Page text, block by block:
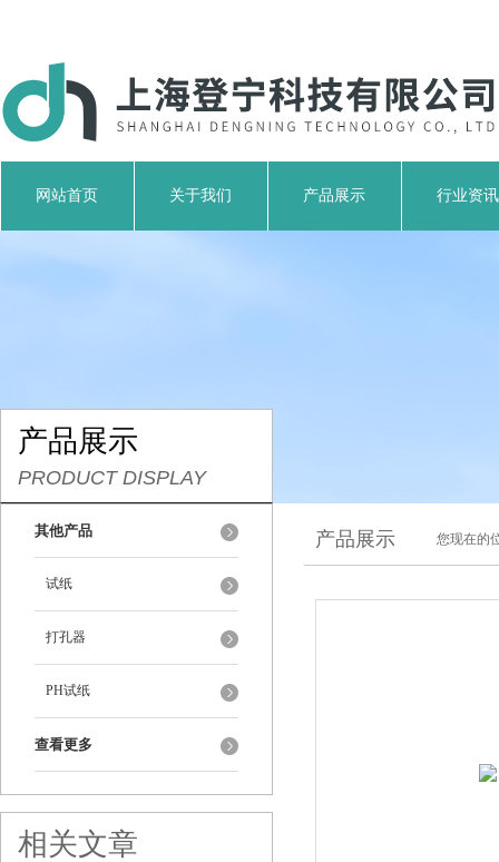
网站首页 关于我们 产品展示 行业资讯
产品展示
PRODUCT DISPLAY
其他产品
试纸
打孔器
PH试纸
查看更多
相关文章
产品展示 您现在的